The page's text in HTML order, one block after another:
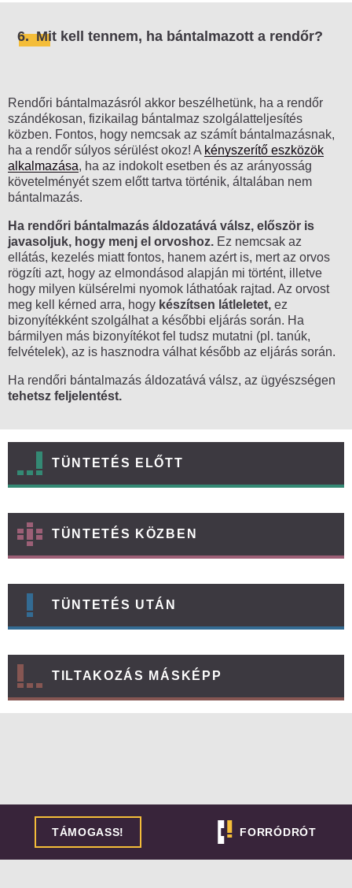
6. Mit kell tennem, ha bántalmazott a rendőr?
Rendőri bántalmazásról akkor beszélhetünk, ha a rendőr
szándékosan, fizikailag bántalmaz szolgálatteljesítés
közben. Fontos, hogy nemcsak az számít bántalmazásnak,
ha a rendőr súlyos sérülést okoz! A kényszerítő eszközök
alkalmazása, ha az indokolt esetben és az arányosság
követelményét szem előtt tartva történik, általában nem
bántalmazás.
Ha rendőri bántalmazás áldozatává válsz, először is
javasoljuk, hogy menj el orvoshoz. Ez nemcsak az
ellátás, kezelés miatt fontos, hanem azért is, mert az orvos
rögzíti azt, hogy az elmondásod alapján mi történt, illetve
hogy milyen külsérelmi nyomok láthatóak rajtad. Az orvost
meg kell kérned arra, hogy készítsen látleletet, ez
bizonyítékként szolgálhat a későbbi eljárás során. Ha
bármilyen más bizonyítékot fel tudsz mutatni (pl. tanúk,
felvételek), az is hasznodra válhat később az eljárás során.
Ha rendőri bántalmazás áldozatává válsz, az ügyészségen
tehetsz feljelentést.
TÜNTETÉS ELŐTT
TÜNTETÉS KÖZBEN
TÜNTETÉS UTÁN
TILTAKOZÁS MÁSKÉPP
TÁMOGASS! FORRÓDRÓT